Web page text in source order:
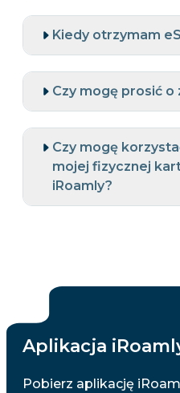
Kiedy otrzymam
Czy mogę prosić
Czy mogę
mojej fizycznej
iRoamly?
Aplikacja
Pobierz aplikację